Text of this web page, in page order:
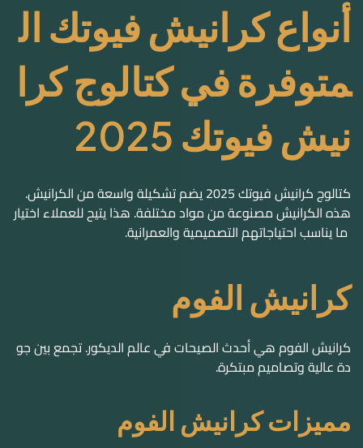
أنواع كرانيش فيوتك ال
متوفرة في كتالوج كرا
نيش فيوتك 2025
كتالوجكرانيش فيوتك
2025 يضم تشكيلة واسعة من الكرانيش.
هذه الكرانيش مصنوعة من مواد مختلفة. هذا يتيح للعملاء اختيار
ما يناسب احتياجاتهم التصميمية والعمرانية.
كرانيش الفوم
كرانيش الفوم هي أحدث الصيحات في عالم الديكور. تجمع بين جو
دة عالية وتصاميم مبتكرة.
مميزات كرانيش الفوم